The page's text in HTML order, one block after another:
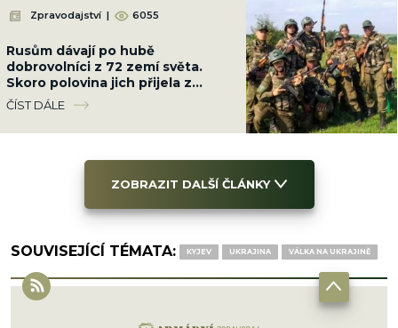
Zpravodajství | 6055
Rusům dávají po hubě
dobrovolníci z 72 zemí světa.
Skoro polovina jich přijela z
Latinské Ameriky
ČÍST DÁLE
ZOBRAZIT DALŠÍ ČLÁNKY
SOUVISEJÍCÍ TÉMATA: KYJEV UKRAJINA VÁLKA NA UKRAJINĚ